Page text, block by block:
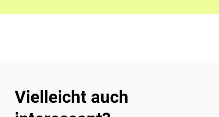
Vielleicht auch